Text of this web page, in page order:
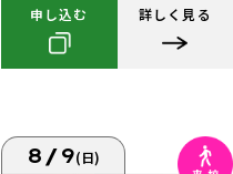
申し込む 詳しく見る
8/9(日)